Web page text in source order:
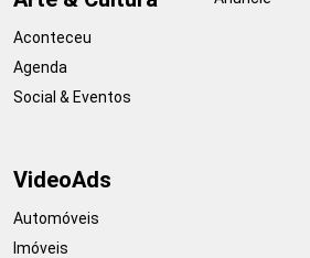
Aconteceu
Agenda
Social & Eventos
VideoAds
Automóveis
Imóveis